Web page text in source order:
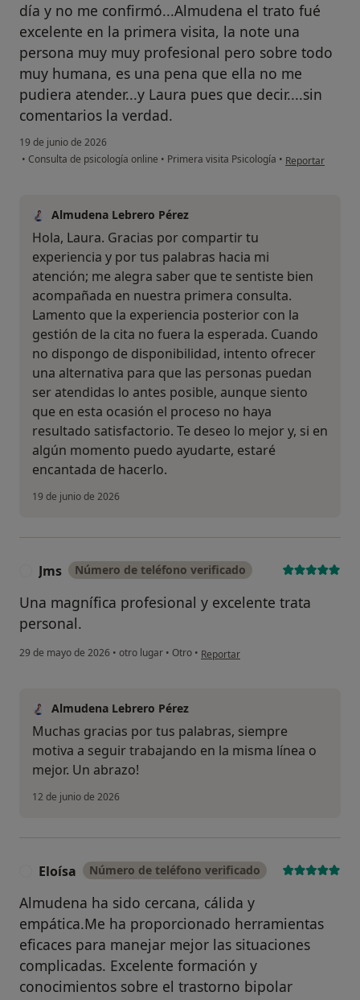
día y no me confirmó...Almudena el trato fué
excelente en la primera visita, la note una
persona muy muy profesional pero sobre todo
muy humana, es una pena que ella no me
pudiera atender...y Laura pues que decir....sin
comentarios la verdad.
19 de junio de 2026
• Consulta de psicología online • Primera visita Psicología • en opinión del
Reportar
Almudena Lebrero Pérez
Hola, Laura. Gracias por compartir tu
experiencia y por tus palabras hacia mi
atención; me alegra saber que te sentiste bien
acompañada en nuestra primera consulta.
Lamento que la experiencia posterior con la
gestión de la cita no fuera la esperada. Cuando
no dispongo de disponibilidad, intento ofrecer
una alternativa para que las personas puedan
ser atendidas lo antes posible, aunque siento
que en esta ocasión el proceso no haya
resultado satisfactorio. Te deseo lo mejor y, si en
algún momento puedo ayudarte, estaré
encantada de hacerlo.
19 de junio de 2026
Jms Número de teléfono verificado
Una magnífica profesional y excelente trata
personal.
29 de mayo de 2026 • otro lugar • Otro • en opinión del usuario Jms
Reportar
Almudena Lebrero Pérez
Muchas gracias por tus palabras, siempre
motiva a seguir trabajando en la misma línea o
mejor. Un abrazo!
12 de junio de 2026
Eloísa Número de teléfono verificado
Almudena ha sido cercana, cálida y
empática.Me ha proporcionado herramientas
eficaces para manejar mejor las situaciones
complicadas. Excelente formación y
conocimientos sobre el trastorno bipolar